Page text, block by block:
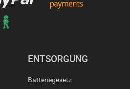
ENTSORGUNG
Batteriegesetz